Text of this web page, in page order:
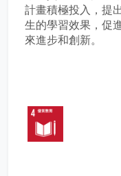
計畫積極投入，提
生的學習效果，促
來進步和創新。